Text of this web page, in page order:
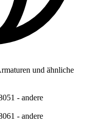
und ähnliche
- andere
- andere